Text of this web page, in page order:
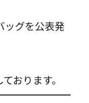
ッグを公表発
おります。